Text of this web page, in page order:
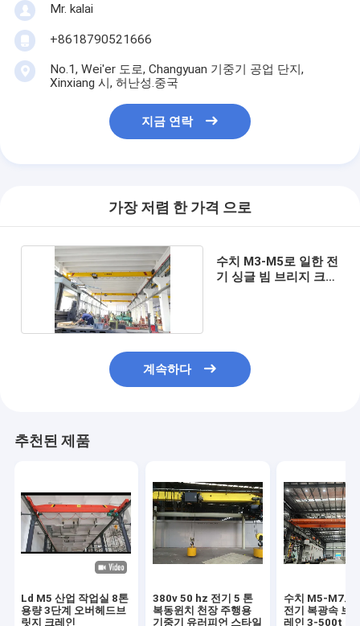
Mr. kalai
+8618790521666
No.1, Wei'er 도로, Changyuan 기중기 공업 단지,
Xinxiang 시, 허난성.중국
지금 연락
가장 저렴 한 가격 으로
수치 M3-M5로 일한 전
기 싱글 빔 브리지 크레
계속하다
추천된 제품
Ld M5 산업 작업실 8톤
용량 3단계 오버헤드브
릿지 크레인
380v 50 hz 전기 5 톤
복동윈치 천장 주행용
기중기 유러피언 스타일
수치 M5-M7으
전기 복광속 브
레인 3-500t